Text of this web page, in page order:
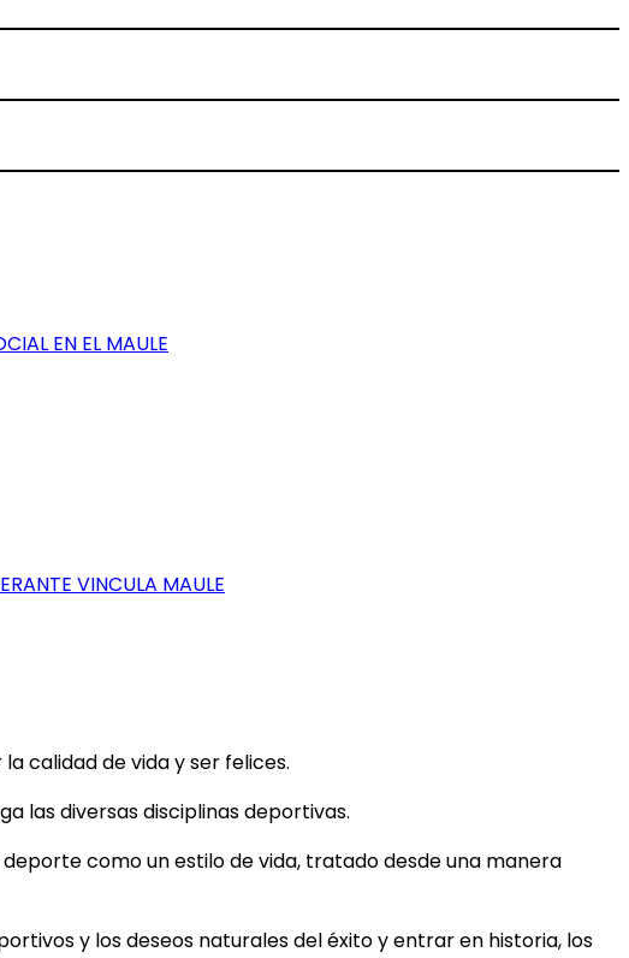
EN EL MAULE
VINCULA MAULE
calidad de vida y ser felices.
las diversas disciplinas deportivas.
como un estilo de vida, tratado desde una manera
y los deseos naturales del éxito y entrar en historia, los